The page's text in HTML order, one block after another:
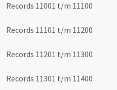
Records 11001 t/m 11100
Records 11101 t/m 11200
Records 11201 t/m 11300
Records 11301 t/m 11400